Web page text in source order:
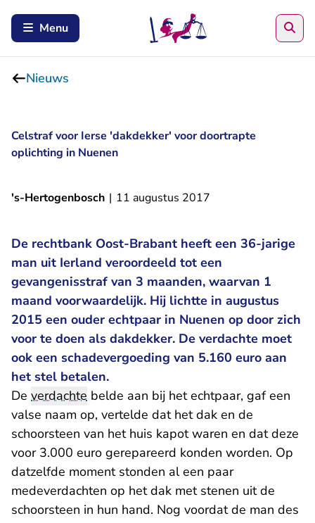
Menu
Nieuws
Celstraf voor Ierse 'dakdekker' voor doortrapte
oplichting in Nuenen
's-Hertogenbosch | 11 augustus 2017
De rechtbank Oost-Brabant heeft een 36-jarige
man uit Ierland veroordeeld tot een
gevangenisstraf van 3 maanden, waarvan 1
maand voorwaardelijk. Hij lichtte in augustus
2015 een ouder echtpaar in Nuenen op door zich
voor te doen als dakdekker. De verdachte moet
ook een schadevergoeding van 5.160 euro aan
het stel betalen.
De verdachte belde aan bij het echtpaar, gaf een
valse naam op, vertelde dat het dak en de
schoorsteen van het huis kapot waren en dat deze
voor 3.000 euro gerepareerd konden worden. Op
datzelfde moment stonden al een paar
medeverdachten op het dak met stenen uit de
schoorsteen in hun hand. Nog voordat de man des